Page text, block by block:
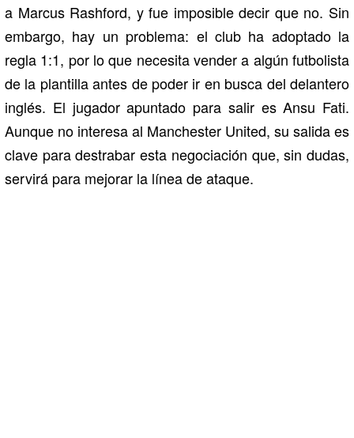
a Marcus Rashford, y fue imposible decir que no. Sin
embargo, hay un problema: el club ha adoptado la
regla 1:1, por lo que necesita vender a algún futbolista
de la plantilla antes de poder ir en busca del delantero
inglés. El jugador apuntado para salir es Ansu Fati.
Aunque no interesa al Manchester United, su salida es
clave para destrabar esta negociación que, sin dudas,
servirá para mejorar la línea de ataque.